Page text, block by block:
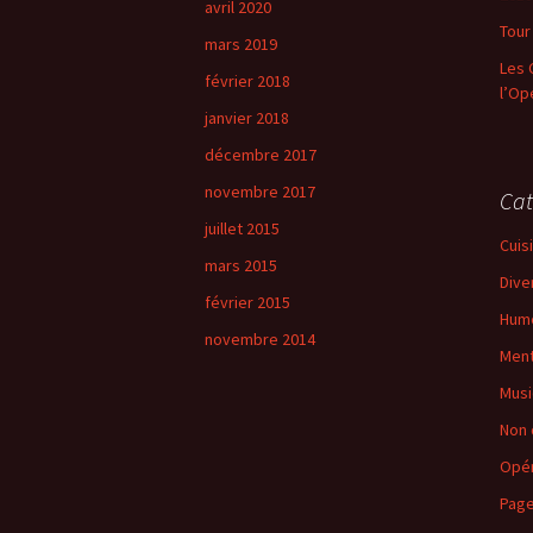
e
r
:
Les
avril 2020
mars 2019
février 2018
janvier 2018
décembre 2017
novembre 2017
juillet 2015
mars 2015
février 2015
novembre 2014
Non